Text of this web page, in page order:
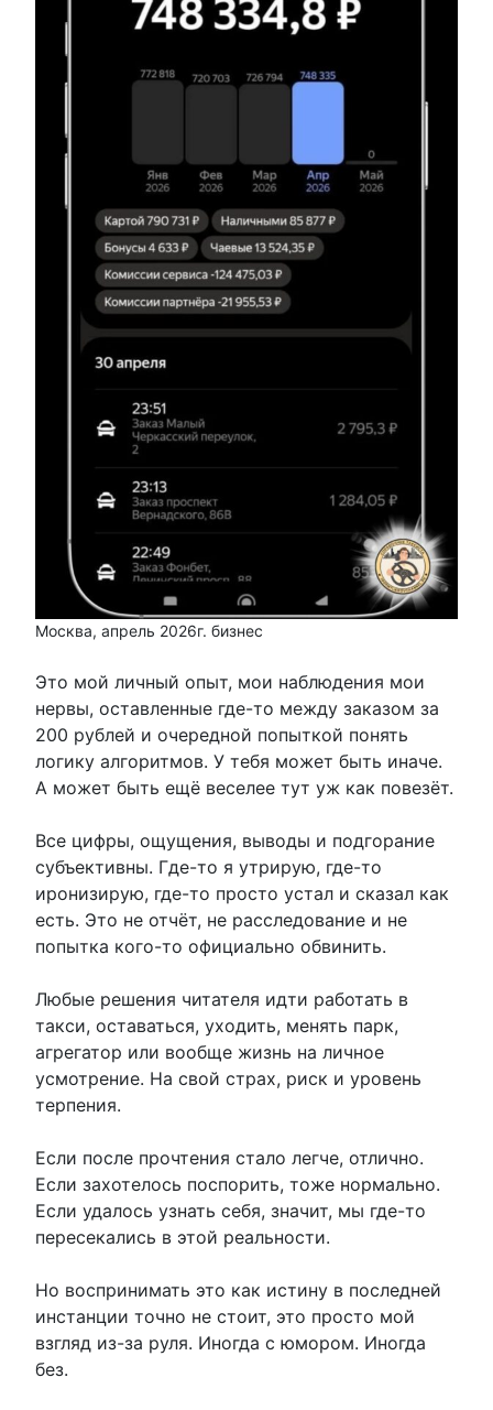
Москва, апрель 2026г. бизнес
Это мой личный опыт, мои наблюдения мои
нервы, оставленные где-то между заказом за
200 рублей и очередной попыткой понять
логику алгоритмов. У тебя может быть иначе.
А может быть ещё веселее тут уж как повезёт.
Все цифры, ощущения, выводы и подгорание
субъективны. Где-то я утрирую, где-то
иронизирую, где-то просто устал и сказал как
есть. Это не отчёт, не расследование и не
попытка кого-то официально обвинить.
Любые решения читателя идти работать в
такси, оставаться, уходить, менять парк,
агрегатор или вообще жизнь на личное
усмотрение. На свой страх, риск и уровень
терпения.
Если после прочтения стало легче, отлично.
Если захотелось поспорить, тоже нормально.
Если удалось узнать себя, значит, мы где-то
пересекались в этой реальности.
Но воспринимать это как истину в последней
инстанции точно не стоит, это просто мой
взгляд из-за руля. Иногда с юмором. Иногда
без.